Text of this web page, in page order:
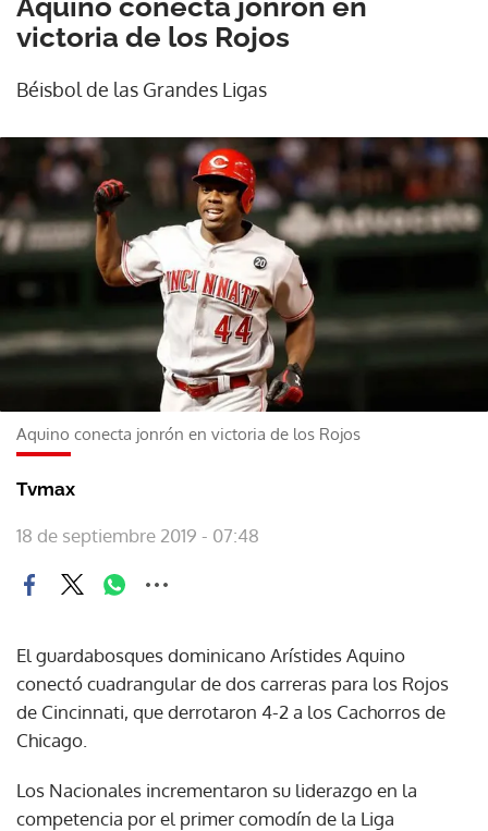
Aquino conecta jonrón en
victoria de los Rojos
Béisbol de las Grandes Ligas
Aquino conecta jonrón en victoria de los Rojos
Tvmax
18 de septiembre 2019 - 07:48
El guardabosques dominicano Arístides Aquino
conectó cuadrangular de dos carreras para los Rojos
de Cincinnati, que derrotaron 4-2 a los Cachorros de
Chicago.
Los Nacionales incrementaron su liderazgo en la
competencia por el primer comodín de la Liga